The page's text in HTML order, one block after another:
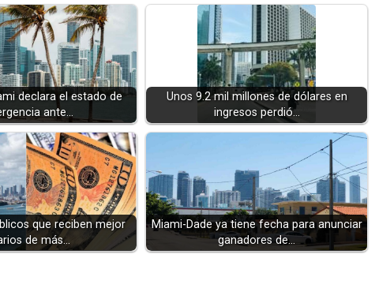
declara el estado de
ante…
Unos 9.2 mil millones de dólares en
ingresos perdió…
que reciben mejor
de más…
Miami-Dade ya tiene fecha para anunciar
ganadores de…